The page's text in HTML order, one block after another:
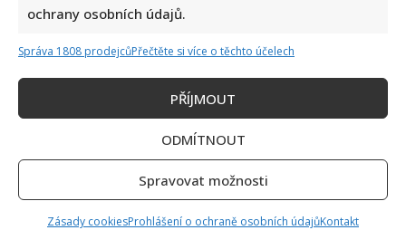
ochrany osobních údajů.
Správa 1808 prodejcůPřečtěte si více o těchto účelech
PŘÍJMOUT
ODMÍTNOUT
Spravovat možnosti
Zásady cookiesProhlášení o ochraně osobních údajůKontakt
Fotokvíz o českých hercích: 10 fotografií prověří, kdo zná
slavné tváře domácího filmu opravdu dokonale
Autor: Richard Touš
Petr Novotný slaví 79 let: Oblíbený bavič 2x přežil
vlastní smrt, jeho sestra takové štěstí neměla